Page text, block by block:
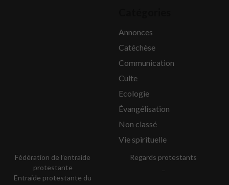
Annonces
Catéchèse
Communication
Culte
Ecologie
Évangélisation
Non classé
Vie spirituelle
Fédération de l’entraide
protestante
Entraide protestante du
Regards protestants